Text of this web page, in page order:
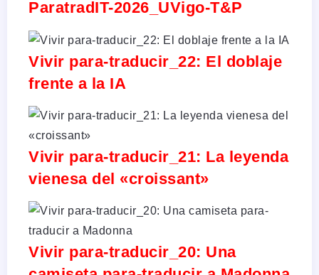
ParatradIT-2026_UVigo-T&P
Vivir para-traducir_22: El doblaje
frente a la IA
Vivir para-traducir_21: La leyenda
vienesa del «croissant»
Vivir para-traducir_20: Una